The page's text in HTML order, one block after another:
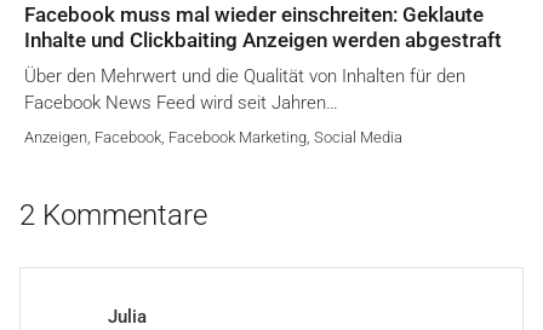
Facebook muss mal wieder einschreiten: Geklaute
Inhalte und Clickbaiting Anzeigen werden abgestraft
Über den Mehrwert und die Qualität von Inhalten für den
Facebook News Feed wird seit Jahren…
Anzeigen Facebook Facebook Marketing Social Media
2 Kommentare
Julia